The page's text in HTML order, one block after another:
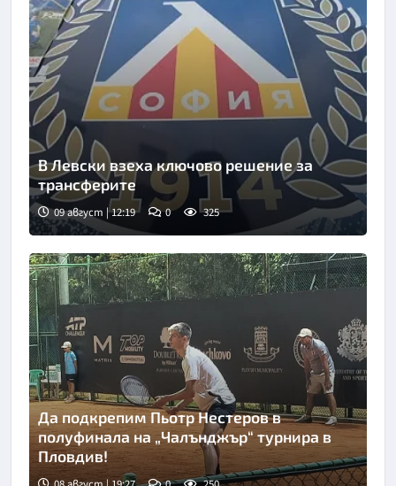
Снимка: БГНЕС
В Левски взеха ключово решение за
трансферите
09 август | 12:19 0 325
Да подкрепим Пьотр Нестеров в
полуфинала на „Чалънджър“ турнира в
Пловдив!